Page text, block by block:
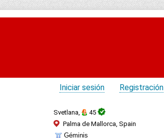
Registración
Iniciar sesión
Svetlana,
45
Palma de Mallorca, Spain
Géminis